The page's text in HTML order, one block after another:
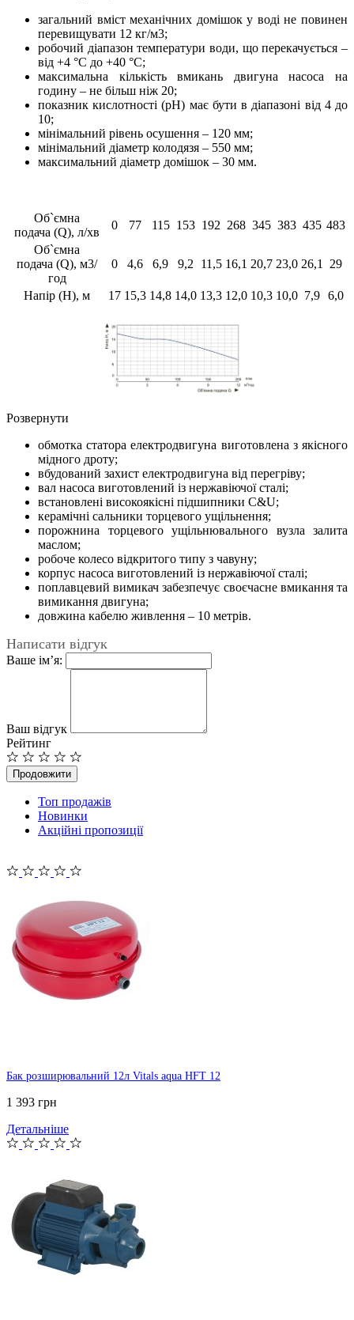
загальний вміст механічних домішок у воді не повинен
перевищувати 12 кг/м3;
робочий діапазон температури води, що перекачується –
від +4 °С до +40 °С;
максимальна кількість вмикань двигуна насоса на
годину – не більш ніж 20;
показник кислотності (рН) має бути в діапазоні від 4 до
10;
мінімальний рівень осушення – 120 мм;
мінімальний діаметр колодязя – 550 мм;
максимальний діаметр домішок – 30 мм.
Об`ємна
подача (Q), л/хв
0 77 115 153 192 268 345 383 435 483
Об`ємна
подача (Q), м3/
год
0 4,6 6,9 9,2 11,5 16,1 20,7 23,0 26,1 29
Напір (Н), м 17 15,3 14,8 14,0 13,3 12,0 10,3 10,0 7,9 6,0
Розвернути
обмотка статора електродвигуна виготовлена з якісного
мідного дроту;
вбудований захист електродвигуна від перегріву;
вал насоса виготовлений із нержавіючої сталі;
встановлені високоякісні підшипники С&U;
керамічні сальники торцевого ущільнення;
порожнина торцевого ущільнювального вузла залита
маслом;
робоче колесо відкритого типу з чавуну;
корпус насоса виготовлений із нержавіючої сталі;
поплавцевий вимикач забезпечує своєчасне вмикання та
вимикання двигуна;
довжина кабелю живлення – 10 метрів.
Написати відгук
Ваше ім’я:
Ваш відгук
Рейтинг
Продовжити
Топ продажів
Новинки
Акційні пропозиції
Бак розширювальний 12л Vitals aqua HFT 12
1 393 грн
Детальніше